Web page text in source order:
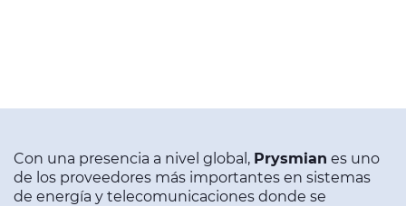
Con una presencia a nivel global, Prysmian es uno
de los proveedores más importantes en sistemas
de energía y telecomunicaciones donde se